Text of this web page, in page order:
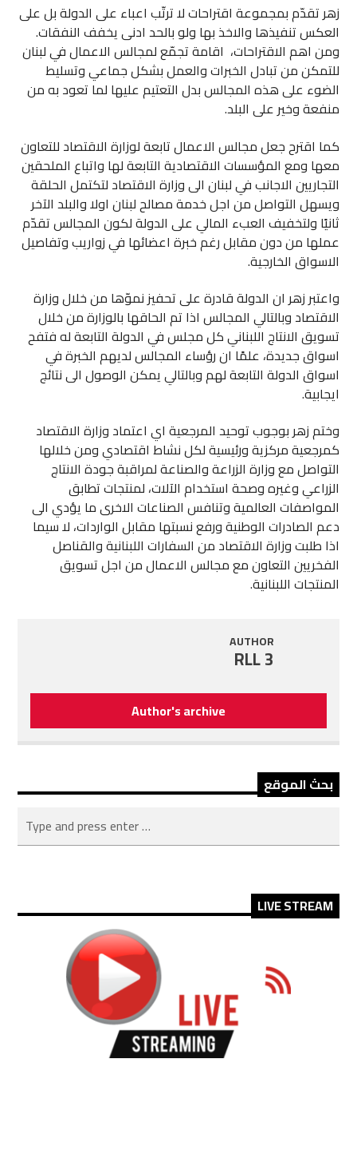
زهر تقدّم بمجموعة اقتراحات لا ترتّب اعباء على الدولة بل على
العكس تنفيذها والاخذ بها ولو بالحد ادنى يخفف النفقات.
ومن اهم الاقتراحات، اقامة تجمّع لمجالس الاعمال في لبنان
للتمكن من تبادل الخبرات والعمل بشكل جماعي وتسليط
الضوء على هذه المجالس بدل التعتيم عليها لما تعود به من
منفعة وخير على البلد.
كما اقترح جعل مجالس الاعمال تابعة لوزارة الاقتصاد للتعاون
معها ومع المؤسسات الاقتصادية التابعة لها واتباع الملحقين
التجاريين الاجانب في لبنان الى وزارة الاقتصاد لتكتمل الحلقة
ويسهل التواصل من اجل خدمة مصالح لبنان اولا والبلد الآخر
ثانيًا ولتخفيف العبء المالي على الدولة لكون المجالس تقدّم
عملها من دون مقابل رغم خبرة اعضائها في زواريب وتفاصيل
الاسواق الخارجية.
واعتبر زهر ان الدولة قادرة على تحفيز نموّها من خلال وزارة
الاقتصاد وبالتالي المجالس اذا تم الحاقها بالوزارة من خلال
تسويق الانتاج اللبناني كل مجلس في الدولة التابعة له فتفح
اسواق جديدة، علمًا ان رؤساء المجالس لديهم الخبرة في
اسواق الدولة التابعة لهم وبالتالي يمكن الوصول الى نتائج
ايجابية.
وختم زهر بوجوب توحيد المرجعية اي اعتماد وزارة الاقتصاد
كمرجعية مركزية ورئيسية لكل نشاط اقتصادي ومن خلالها
التواصل مع وزارة الزراعة والصناعة لمراقبة جودة الانتاج
الزراعي وغيره وصحة استخدام الآلات، لمنتجات تطابق
المواصفات العالمية وتنافس الصناعات الاخرى ما يؤدي الى
دعم الصادرات الوطنية ورفع نسبتها مقابل الواردات، لا سيما
اذا طلبت وزارة الاقتصاد من السفارات اللبنانية والقناصل
الفخريين التعاون مع مجالس الاعمال من اجل تسويق
المنتجات اللبنانية.
AUTHOR
RLL 3
Author's archive
بحث الموقع
LIVE STREAM